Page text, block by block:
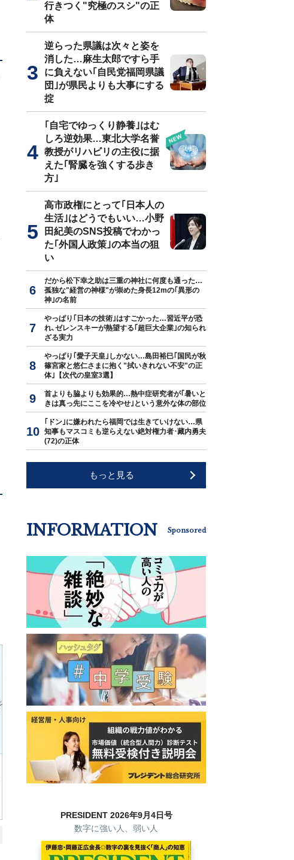
行きつく"究極のスシ"の正
体
逆らった県議は次々と姿を
消した…麻生太郎ですら手
に負えない｢自民党福岡県議
団｣が県民よりも大事にする
掟
｢自宅でゆっくり静養｣はむ
しろ逆効果…東北大学名誉
教授がリハビリの主役に据
えた｢腎臓を強くする歩き
方｣
高市政権にとって｢日本人の
生活｣はどうでもいい…小野
田紀美のSNS投稿でわかっ
た｢外国人政策｣の本当の狙
い
だから松下幸之助は三重の神社に何度も通った…
孤独な"経営の神様"が崇めた身長12mの｢異形の
神｣の名前
やっぱり｢日本の技術｣はすごかった…習近平が恐
れ､ゼレンスキーが熱望する｢超巨大企業｣の知られ
ざる実力
やっぱり｢愛子天皇｣しかない…島田裕巳｢国民が秋
篠宮家と悠仁さまに抱く"拭いきれない不安"の正
体｣【次代の皇室3選】
首よりも脇よりも効果的…熱中症研究者が｢暑いと
きは真っ先にここを冷やせ｣という意外な体の部位
｢ドン｣に嫌われたら福岡では生きていけない…県
知事もマスコミも逆らえない絶対権力者･藏内勇夫
(72)の正体
もっと見る
INFORMATION Sponsored
PRESIDENT 2026年9月4日号
数字に強い人、弱い人